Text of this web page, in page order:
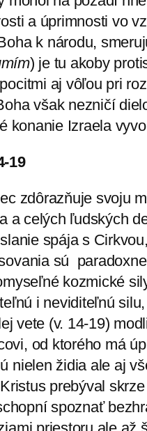
a úprimnosti vo
k národu,
) je tu akoby
aj vôľou pri
však nezničí
konanie Iz­raela
19
zdôrazňuje svoju
a celých ľudských
spája s
sú
kozmické
i neviditeľnú
vete (v. 14-19)
od ktorého má
nielen židia ale aj
prebýval
spoznať